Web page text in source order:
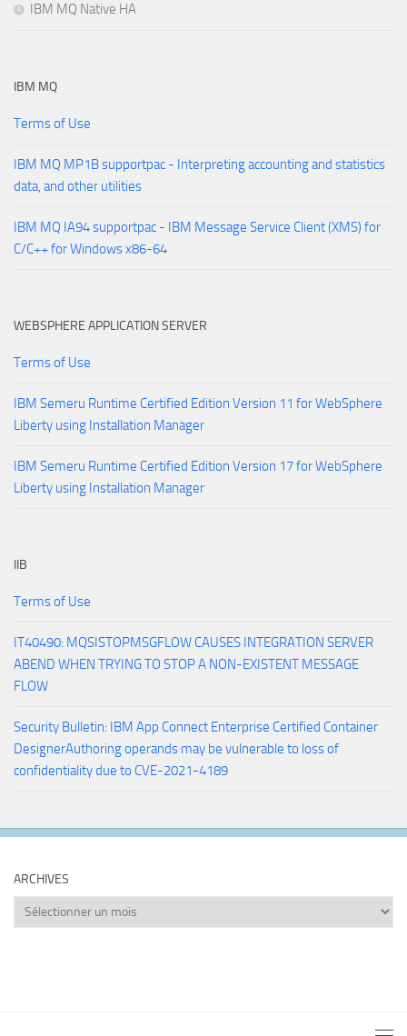
IBM MQ Native HA
IBM MQ
Terms of Use
IBM MQ MP1B supportpac - Interpreting accounting and statistics
data, and other utilities
IBM MQ IA94 supportpac - IBM Message Service Client (XMS) for
C/C++ for Windows x86-64
WEBSPHERE APPLICATION SERVER
Terms of Use
IBM Semeru Runtime Certified Edition Version 11 for WebSphere
Liberty using Installation Manager
IBM Semeru Runtime Certified Edition Version 17 for WebSphere
Liberty using Installation Manager
IIB
Terms of Use
IT40490: MQSISTOPMSGFLOW CAUSES INTEGRATION SERVER
ABEND WHEN TRYING TO STOP A NON-EXISTENT MESSAGE
FLOW
Security Bulletin: IBM App Connect Enterprise Certified Container
DesignerAuthoring operands may be vulnerable to loss of
confidentiality due to CVE-2021-4189
ARCHIVES
Archives